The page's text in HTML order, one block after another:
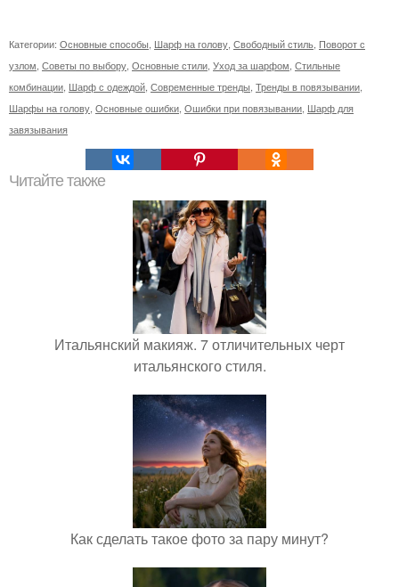
Категории: Основные способы Шарф на голову Свободный стиль Поворот с
узлом Советы по выбору Основные стили Уход за шарфом Стильные
комбинации Шарф с одеждой Современные тренды Тренды в повязывании
Шарфы на голову Основные ошибки Ошибки при повязывании Шарф для
завязывания
Читайте также
Итальянский макияж. 7 отличительных черт
итальянского стиля.
Как сделать такое фото за пару минут?